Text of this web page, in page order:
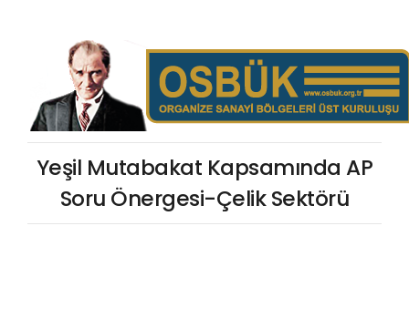
Yeşil Mutabakat Kapsamında AP
Soru Önergesi-Çelik Sektörü